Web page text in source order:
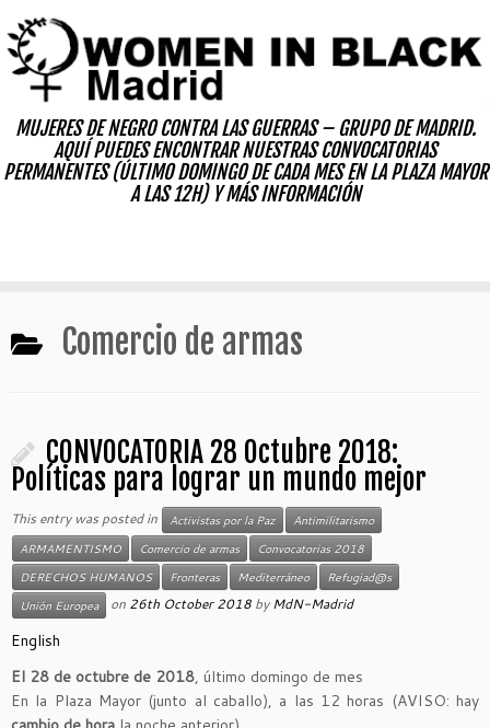
to
content
MUJERES DE NEGRO CONTRA LAS GUERRAS – GRUPO DE MADRID.
AQUÍ PUEDES ENCONTRAR NUESTRAS CONVOCATORIAS
PERMANENTES (ÚLTIMO DOMINGO DE CADA MES EN LA PLAZA MAYOR
A LAS 12H) Y MÁS INFORMACIÓN
Comercio de armas
CONVOCATORIA 28 Octubre 2018:
Políticas para lograr un mundo mejor
This entry was posted in Activistas por la Paz
Antimilitarismo
ARMAMENTISMO
Comercio de armas
Convocatorias 2018
DERECHOS HUMANOS
Fronteras Mediterráneo
Refugiad@s
Unión Europea
on 26th October 2018 byMdN-Madrid
English
El 28 de octubre de 2018, último domingo de mes
En la Plaza Mayor (junto al caballo), a las 12 horas (AVISO: hay